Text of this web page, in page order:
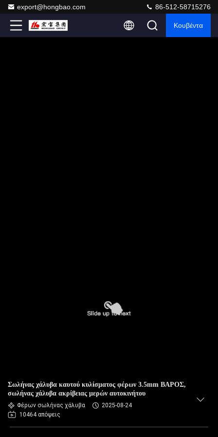
export@hongbao.com 86-512-58715276
Κουβέντα
Σωλήνας χάλυβα καυτού κυλίσματος φέρων 3.5mm ΒΑΡΟΣ,
σωλήνας χάλυβα ακρίβειας μερών αυτοκινήτου
Φέρων σωλήνας χάλυβα
2025-08-24
10464 απόψεις